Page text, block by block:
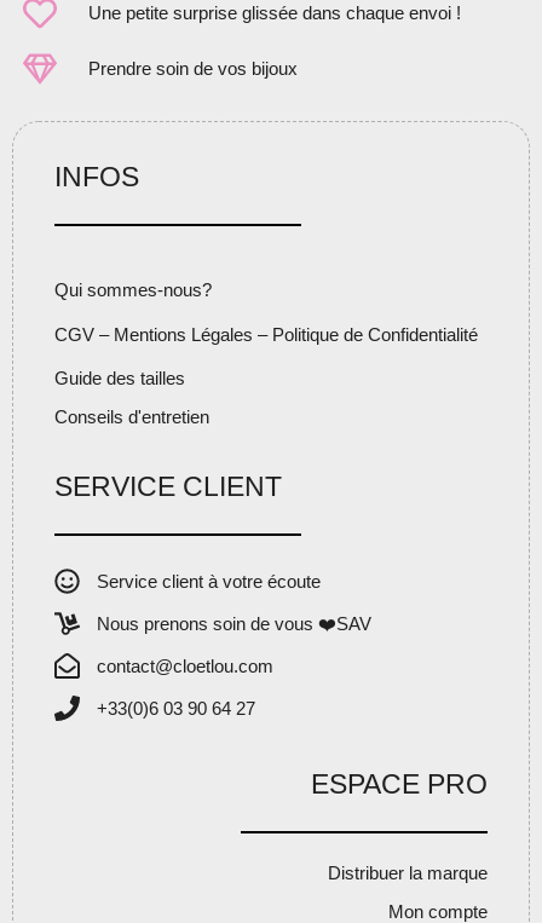
Une petite surprise glissée dans chaque envoi !
Prendre soin de vos bijoux
INFOS
Qui sommes-nous?
CGV – Mentions Légales – Politique de Confidentialité
Guide des tailles
Conseils d'entretien
SERVICE CLIENT
Service client à votre écoute
Nous prenons soin de vous ❤️SAV
contact@cloetlou.com
+33(0)6 03 90 64 27
ESPACE PRO
Distribuer la marque
Mon compte